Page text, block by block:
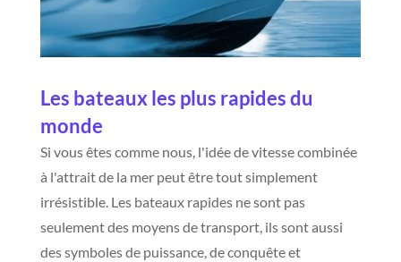
Les bateaux les plus rapides du
monde
Si vous êtes comme nous, l'idée de vitesse combinée
à l'attrait de la mer peut être tout simplement
irrésistible. Les bateaux rapides ne sont pas
seulement des moyens de transport, ils sont aussi
des symboles de puissance, de conquête et